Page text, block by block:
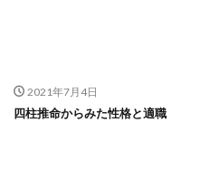
2021年7月4日
四柱推命からみた性格と適職